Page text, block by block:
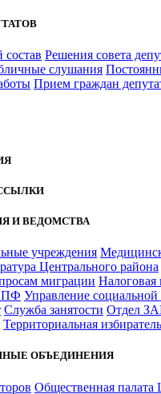
состав Решения совета
слушания
Прием граждан
И ВЕДОМСТВА
учреждения
Центрального района
миграции Налоговая
ПФ Управление
Служба занятости Отдел
Территориальная
ОБЪЕДИНЕНИЯ
Общественная палата